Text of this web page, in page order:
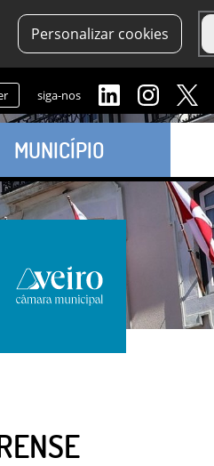
Personalizar cookies
siga-nos
MUNICÍPIO